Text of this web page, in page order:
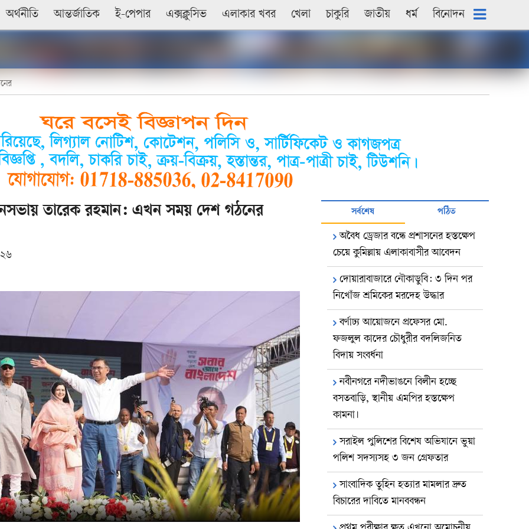
অর্থনীতি আন্তর্জাতিক ই-পেপার এক্সক্লুসিভ এলাকার খবর খেলা চাকুরি জাতীয় ধৰ্ম বিনোদন
তারেক রহমান: এখন সময় দেশ গঠনের সর্বশেষ পঠিত
অবৈধ ড্রেজার বন্ধে প্রশাসনের হস্তক্ষেপ
চেয়ে কুমিল্লায় এলাকাবাসীর আবেদন
দোয়ারাবাজারে নৌকাডুবি: ৩ দিন পর
নিখোঁজ শ্রমিকের মরদেহ উদ্ধার
বর্ণাঢ্য আয়োজনে প্রফেসর মো.
ফজলুল কাদের চৌধুরীর বদলিজনিত
বিদায় সংবর্ধনা
নবীনগরে নদীভাঙনে বিলীন হচ্ছে
বসতবাড়ি, স্থানীয় এমপির হস্তক্ষেপ
কামনা।
সরাইল পুলিশের বিশেষ অভিযানে ভুয়া
পলিশ সদস্যসহ ৩ জন গ্রেফতার
সাংবাদিক তুহিন হত্যার মামলার দ্রুত
বিচারের দাবিতে মানববন্ধন